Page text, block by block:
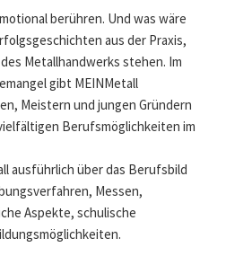
berühren. Und was wäre
aus der Praxis,
Metallhandwerks stehen. Im
gibt MEINMetall
Meistern und jungen Gründern
Berufsmöglichkeiten im
ausführlich über das Berufsbild
Messen,
Aspekte, schulische